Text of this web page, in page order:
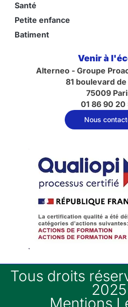
Santé
Petite enfance
Batiment
Venir à
Alterneo - Groupe
81 boulevard
75009
01 86 90 20
Nous
Tous droits
2025
Mentions